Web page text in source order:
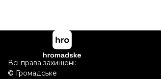
Всі права захищені:
© Громадське